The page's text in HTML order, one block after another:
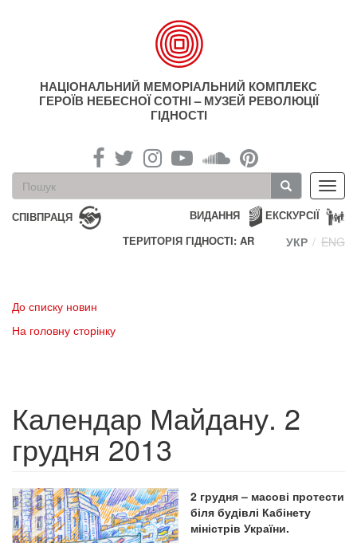
НАЦІОНАЛЬНИЙ МЕМОРІАЛЬНИЙ КОМПЛЕКС
ГЕРОЇВ НЕБЕСНОЇ СОТНІ – МУЗЕЙ РЕВОЛЮЦІЇ
ГІДНОСТІ
Пошукова
форма
Пошук
СПІВПРАЦЯ ЕКСКУРСІЇ
ВИДАННЯ
ТЕРИТОРІЯ ГІДНОСТІ: AR
УКР ENG
До списку новин
На головну сторінку
Календар Майдану. 2
грудня 2013
2 грудня – масові протести
біля будівлі Кабінету
міністрів України.